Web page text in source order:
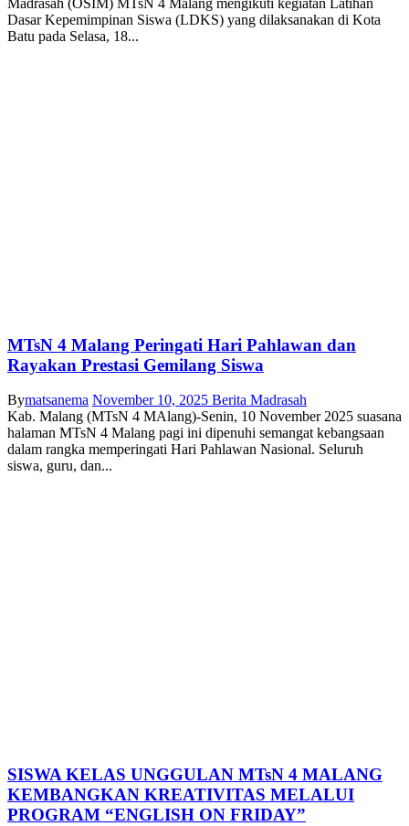
Madrasah (OSIM) MTsN 4 Malang mengikuti kegiatan Latihan
Dasar Kepemimpinan Siswa (LDKS) yang dilaksanakan di Kota
Batu pada Selasa, 18...
MTsN 4 Malang Peringati Hari Pahlawan dan
Rayakan Prestasi Gemilang Siswa
Bymatsanema November 10, 2025 Berita Madrasah
Kab. Malang (MTsN 4 MAlang)-Senin, 10 November 2025 suasana
halaman MTsN 4 Malang pagi ini dipenuhi semangat kebangsaan
dalam rangka memperingati Hari Pahlawan Nasional. Seluruh
siswa, guru, dan...
SISWA KELAS UNGGULAN MTsN 4 MALANG
KEMBANGKAN KREATIVITAS MELALUI
PROGRAM “ENGLISH ON FRIDAY”